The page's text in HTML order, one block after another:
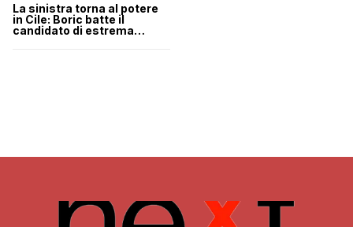
La sinistra torna al potere
in Cile: Boric batte il
candidato di estrema